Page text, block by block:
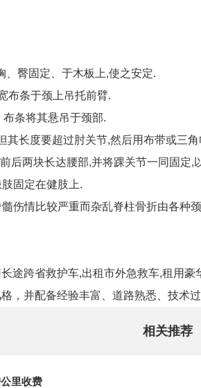
、臀固定、于木板上,使之安定.
布条于颈上吊托前臂.
条将其悬吊于颈部.
长度要超过肘关节,然后用布带或三
后两块长达腰部,并将踝关节一同固定,
固定在健肢上.
伤情比较严重而杂乱脊柱骨折由各
途跨省救护车,出租市外急救车,租用
，并配备经验丰富、道路熟悉、技术
相关推荐
里收费